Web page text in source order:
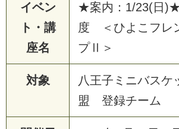
イベン
ト・講
座名
★案内：1/23(日
度 ＜ひよこフレ
プⅡ＞
対象
八王子ミニバスケ
盟 登録チーム